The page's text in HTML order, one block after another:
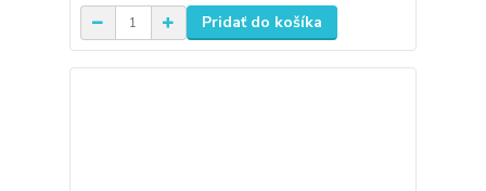
Pridať do košíka